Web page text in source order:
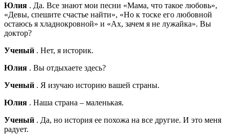
Юлия . Да. Все знают мои песни «Мама, что такое любовь»,
«Девы, спешите счастье найти», «Но к тоске его любовной
остаюсь я хладнокровной» и «Ах, зачем я не лужайка». Вы
доктор?
Ученый . Нет, я историк.
Юлия . Вы отдыхаете здесь?
Ученый . Я изучаю историю вашей страны.
Юлия . Наша страна – маленькая.
Ученый . Да, но история ее похожа на все другие. И это меня
радует.